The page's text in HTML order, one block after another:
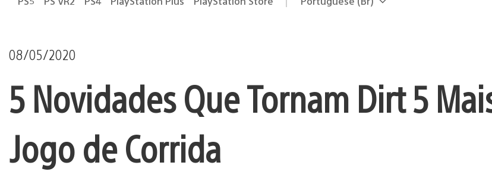
Selecione
Região
08/05/2020
5 Novidades Que Tornam Dirt 5
Jogo de Corrida